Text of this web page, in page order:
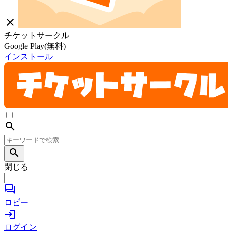
close
チケットサークル
Google Play(無料)
インストール
search
search
閉じる
forum
ロビー
login
ログイン